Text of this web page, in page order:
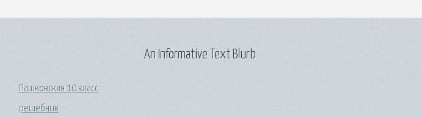
Пашковская 10 класс
решебник
An Informative Text Blurb